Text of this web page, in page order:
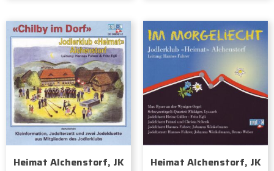
Heimat Alchenstorf, JK Heimat Alchenstorf, JK